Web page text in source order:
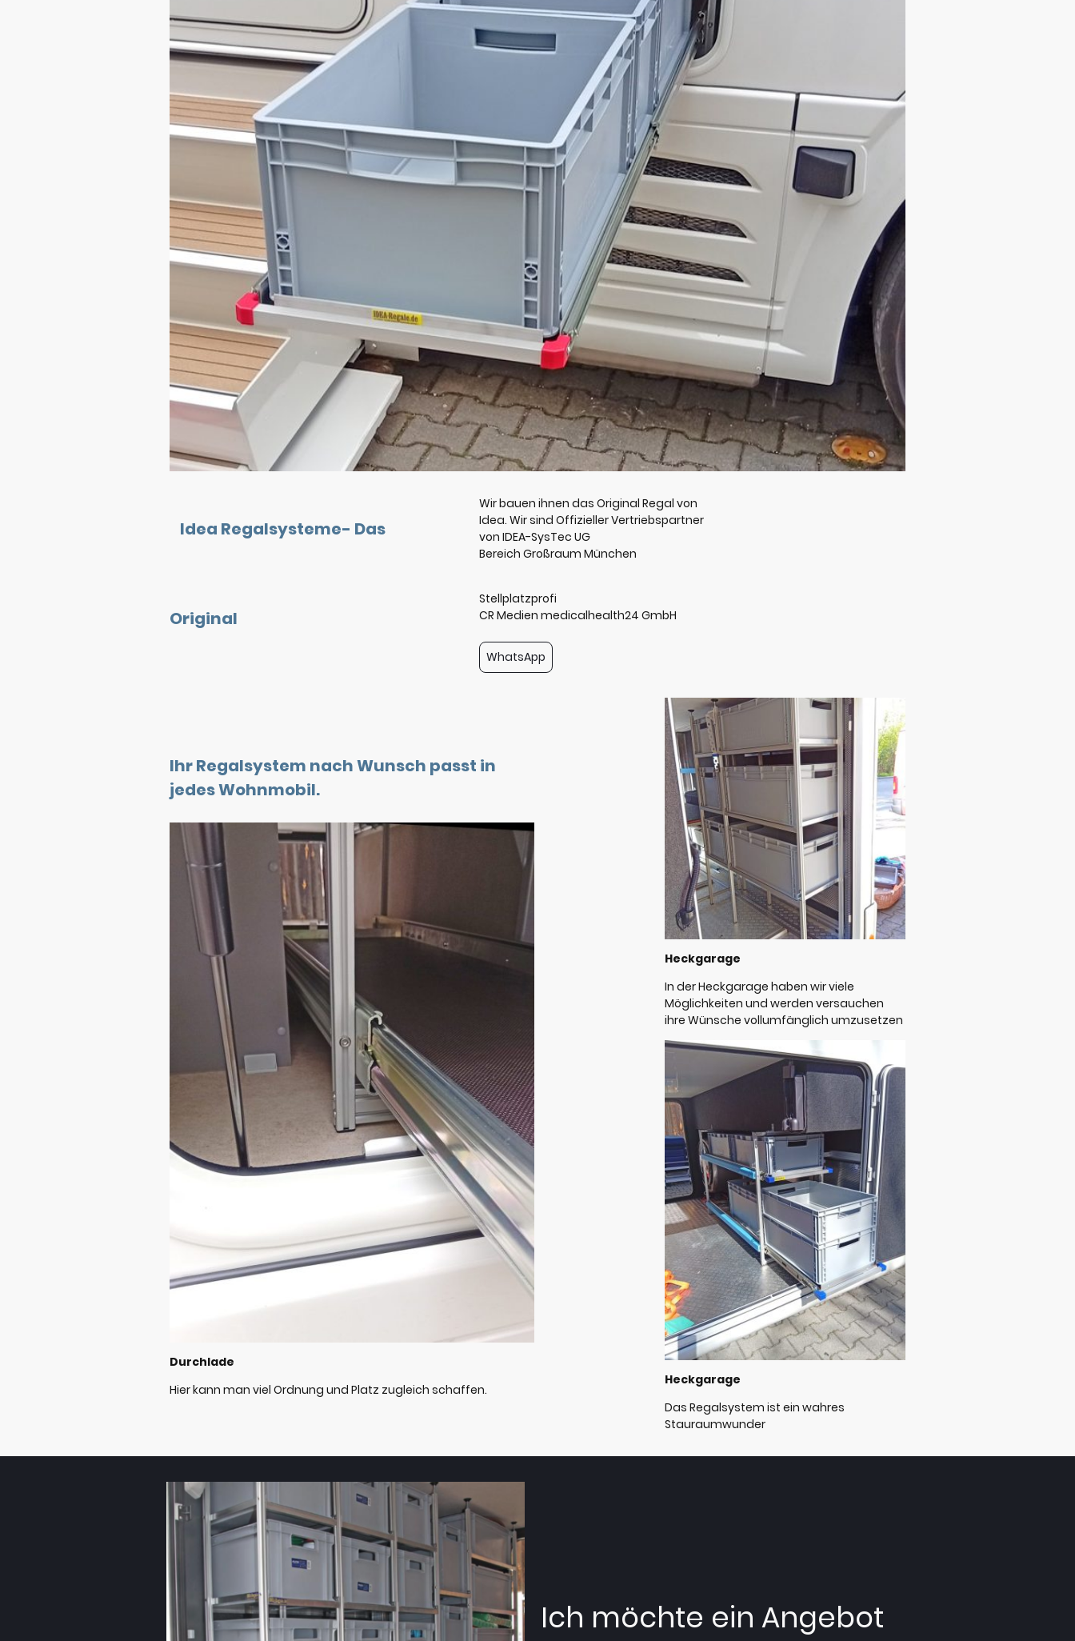
Idea Regalsysteme- Das
Original
Wir bauen ihnen das Original Regal von
Idea. Wir sind Offizieller Vertriebspartner
von IDEA-SysTec UG
Bereich Großraum München
Stellplatzprofi
CR Medien medicalhealth24 GmbH
WhatsApp
Ihr Regalsystem nach Wunsch passt in
jedes Wohnmobil.
Durchlade
Hier kann man viel Ordnung und Platz zugleich schaffen.
Heckgarage
In der Heckgarage haben wir viele
Möglichkeiten und werden versauchen
ihre Wünsche vollumfänglich umzusetzen
Heckgarage
Das Regalsystem ist ein wahres
Stauraumwunder
Ich möchte ein Angebot